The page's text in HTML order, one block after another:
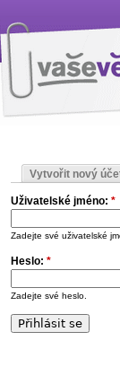
Vytvořit nový
Uživatelské jméno: *
Zadejte své uživatelské
Heslo: *
Zadejte své heslo.